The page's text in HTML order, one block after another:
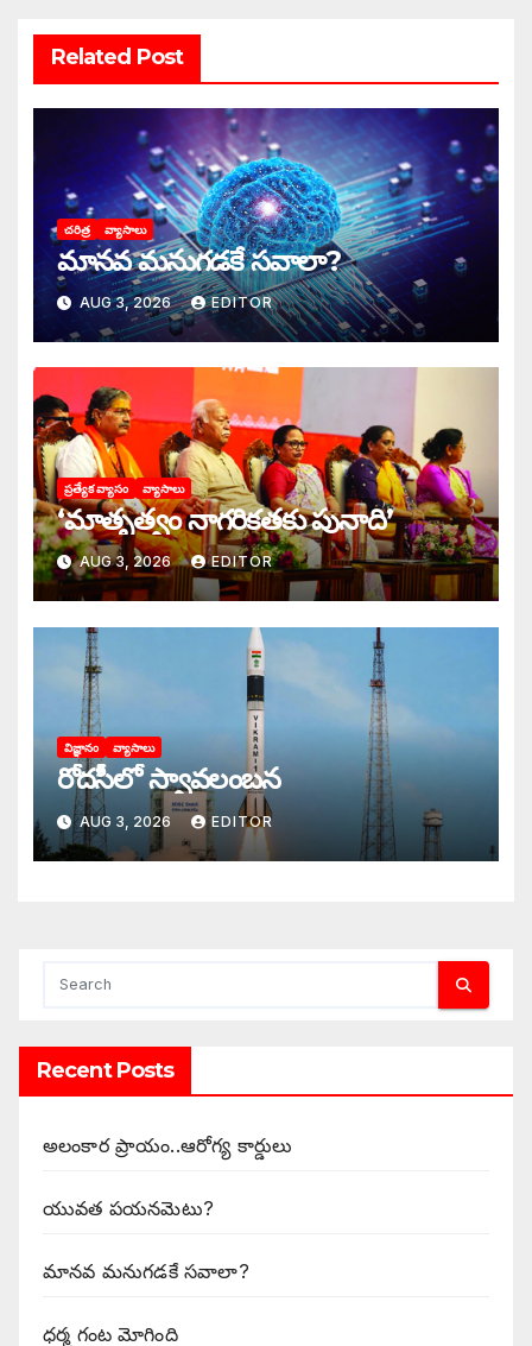
Related Post
చరిత్ర వ్యాసాలు
మానవ మనుగడకే సవాలా?
AUG 3, 2026 EDITOR
ప్రత్యేక వ్యాసం వ్యాసాలు
‘మాతృత్వం నాగరికతకు పునాది’
AUG 3, 2026 EDITOR
విజ్ఞానం వ్యాసాలు
రోదసీలో స్వావలంబన
AUG 3, 2026 EDITOR
Recent Posts
అలంకార ప్రాయం..ఆరోగ్య కార్డులు
యువత పయనమెటు?
మానవ మనుగడకే సవాలా?
ధర్మ గంట మోగింది